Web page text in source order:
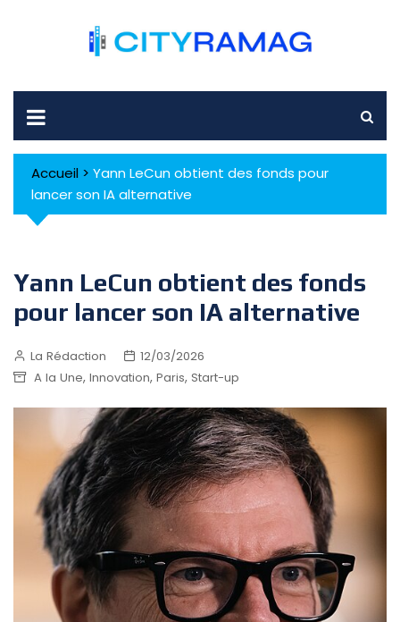
Accueil > Yann LeCun obtient des fonds pour
lancer son IA alternative
Yann LeCun obtient des fonds
pour lancer son IA alternative
La Rédaction
12/03/2026
A la Une, Innovation, Paris, Start-up